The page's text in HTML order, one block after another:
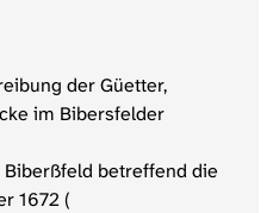
der Güetter,
im Bibersfelder
Biberßfeld betreffend die
1672 (